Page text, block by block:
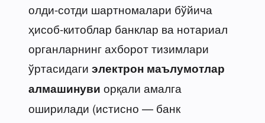
олди-сотди шартномалари бўйича
ҳисоб-китоблар банклар ва нотариал
органларнинг ахборот тизимлари
ўртасидаги электрон маълумотлар
алмашинуви орқали амалга
оширилади (истисно — банк